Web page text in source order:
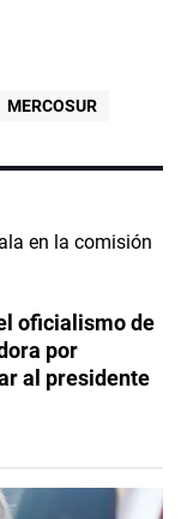
MERCOSUR
oficialismo de
por
al presidente